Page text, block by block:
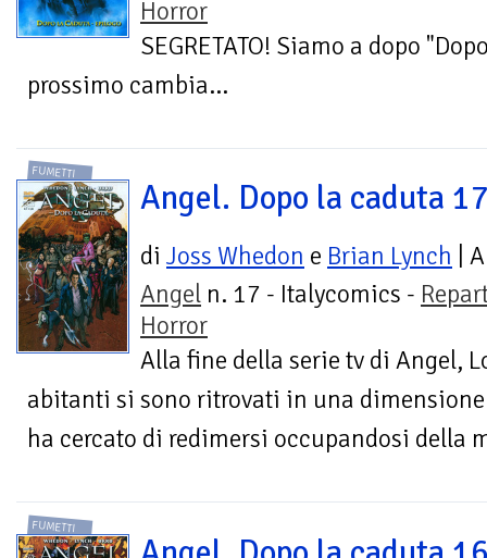
Horror
SEGRETATO! Siamo a dopo
prossimo cambia...
FUMETTI
Angel. Dopo la caduta
di Joss Whedon e Brian Lynch |
Angel n. 17 - Italycomics -
Horror
Alla fine della serie tv di Angel,
abitanti si sono ritrovati in una
ha cercato di redimersi occupandosi della
FUMETTI